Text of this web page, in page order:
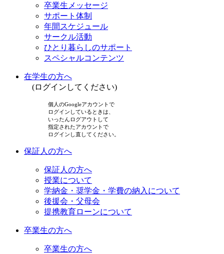
卒業生メッセージ
サポート体制
年間スケジュール
サークル活動
ひとり暮らしのサポート
スペシャルコンテンツ
在学生の方へ
(ログインしてください)
個人のGoogleアカウントで
ログインしているときは、
いったんログアウトして
指定されたアカウントで
ログインし直してください。
保証人の方へ
保証人の方へ
授業について
学納金・奨学金・学費の納入について
後援会・父母会
提携教育ローンについて
卒業生の方へ
卒業生の方へ